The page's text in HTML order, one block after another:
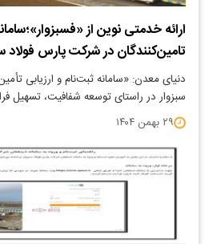
ارائه خدمتی نوین از
تامین‌کنندگان در شرکت پارس فولاد
دنیای معدن: «سامانه ثبت‌نام و ارزیابی
سبزوار در راستای توسعه شفافیت، تسهیل
۲۹ بهمن ۱۴۰۴